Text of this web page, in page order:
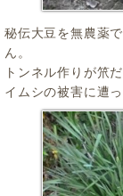
秘伝大豆を無農薬
ん。
トンネル作りが笊
イムシの被害に遭